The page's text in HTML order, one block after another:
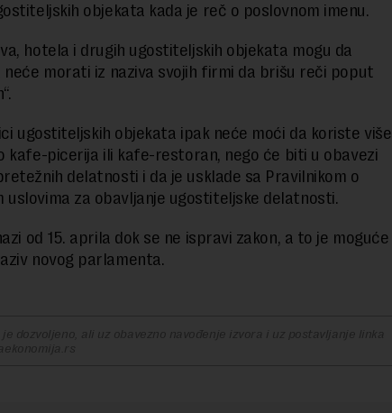
objekata kada je reč o poslovnom imenu.
hotela i drugih ugostiteljskih objekata mogu da
neće morati iz naziva svojih firmi da brišu reči poput
ugostiteljskih objekata ipak neće moći da koriste više
kafe-picerija ili kafe-restoran, nego će biti u obavezi
delatnosti i da je usklade sa Pravilnikom o
uslovima za obavljanje ugostiteljske delatnosti.
od 15. aprila dok se ne ispravi zakon, a to je moguće
novog parlamenta.
dozvoljeno, ali uz obavezno navođenje izvora i uz postavljanje linka